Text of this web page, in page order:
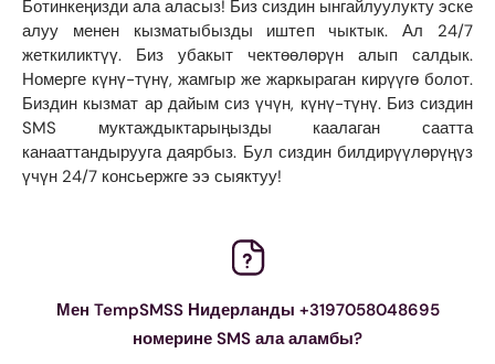
Ботинкеңизди ала аласыз! Биз сиздин ынгайлуулукту эске
алуу менен кызматыбызды иштеп чыктык. Ал 24/7
жеткиликтүү. Биз убакыт чектөөлөрүн алып салдык.
Номерге күнү-түнү, жамгыр же жаркыраган кирүүгө болот.
Биздин кызмат ар дайым сиз үчүн, күнү-түнү. Биз сиздин
SMS муктаждыктарыңызды каалаган саатта
канааттандырууга даярбыз. Бул сиздин билдирүүлөрүңүз
үчүн 24/7 консьержге ээ сыяктуу!
Мен TempSMSS Нидерланды +3197058048695
номерине SMS ала аламбы?